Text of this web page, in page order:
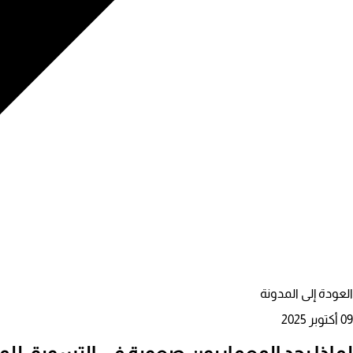
العودة إلى المدونة
09 أكتوبر 2025